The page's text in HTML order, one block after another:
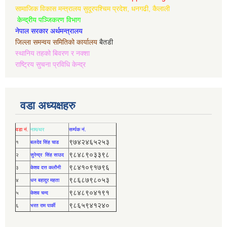
सामाजिक विकास मन्त्रालय सुदूरपश्चिम प्रदेश, धनगढी, कैलाली
केन्द्रीय पञ्जिकरण विभाग
नेपाल सरकार अर्थमन्त्रालय
जिल्ला समन्वय समितिको कार्यालय बैतडी
स्थानिय तहको बिवरण र नक्शा
राष्ट्रिय सुचना प्रविधि केन्द्र
वडा अध्यक्षहरु
वडा नं. नाम/थर सर्म्पक नं.
१ बलदेव सिंह चाड ९७४२४६५२५३
२ सुरेन्द्र सिंह साउद ९८४८९०३३९८
३ केशव दत्त कलौनी ९८४१०९१७९६
४ धन बहादुर महता ९८६८७९८०५३
५ केशव चन्द ९८४८९०४१९१
६ भरत राम पार्की ९८६५९४१२४०